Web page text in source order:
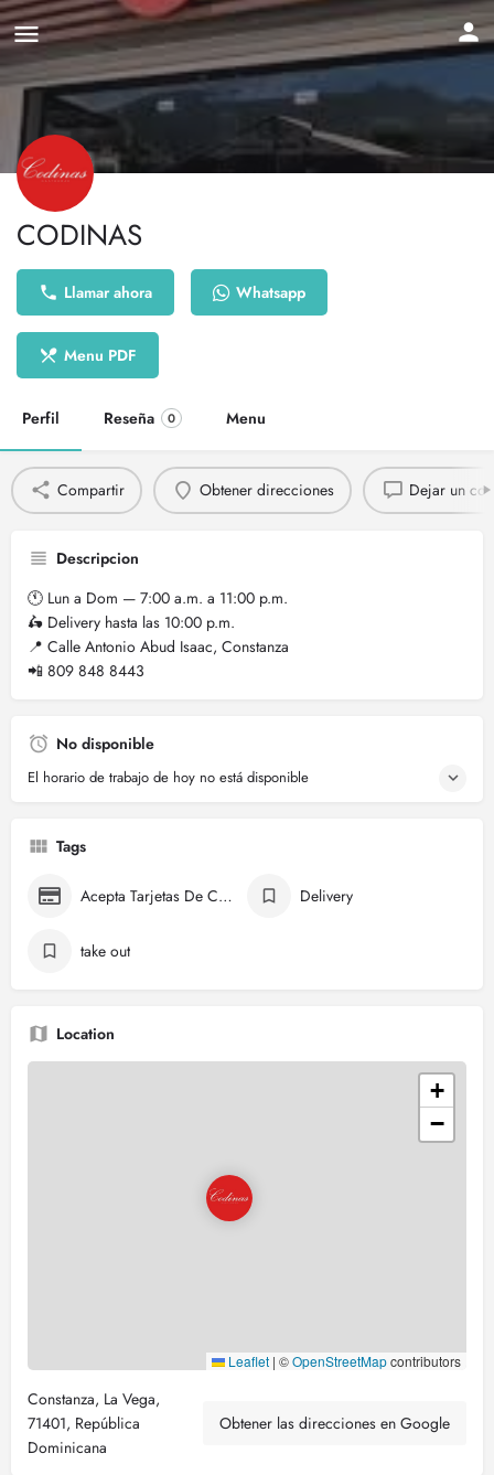
CODINAS
Llamar ahora Whatsapp
Menu PDF
Perfil Reseña 0 Menu
Compartir Obtener direcciones Dejar un
Descripcion
🕚 Lun a Dom — 7:00 a.m. a 11:00 p.m.
🛵 Delivery hasta las 10:00 p.m.
📍 Calle Antonio Abud Isaac, Constanza
📲 809 848 8443
No disponible
El horario de trabajo de hoy no está disponible
Tags
Acepta Tarjetas De Crédito Delivery
take out
Location
+
−
Leaflet | ©OpenStreetMapcontributors
Constanza, La Vega,
71401, República
Dominicana
Obtener las direcciones en Google